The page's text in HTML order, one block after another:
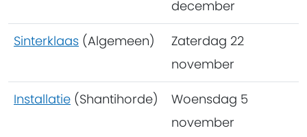
december
Sinterklaas (Algemeen)
Zaterdag 22
november
Installatie (Shantihorde)
Woensdag 5
november